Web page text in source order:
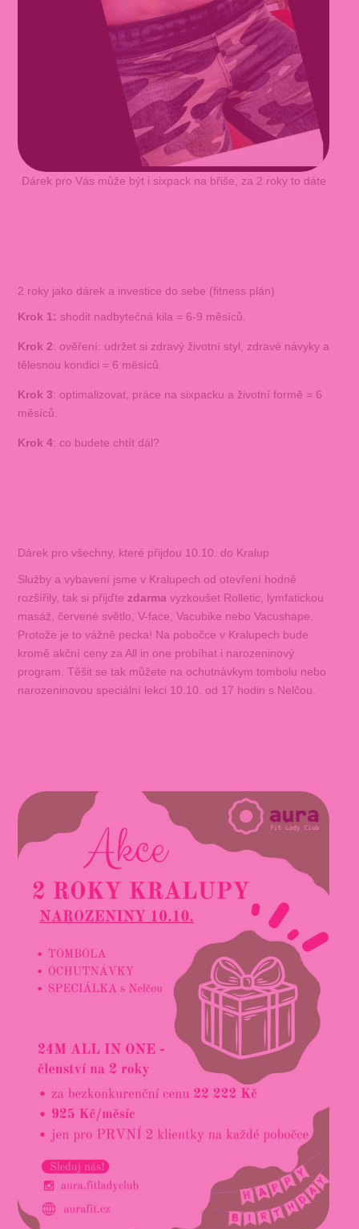
Dárek pro Vás může být i sixpack na břiše, za 2 roky to dáte
2 roky jako dárek a investice do sebe (fitness plán)
Krok 1: shodit nadbytečná kila = 6-9 měsíců.
Krok 2: ověření: udržet si zdravý životní styl, zdravé návyky a
tělesnou kondici = 6 měsíců.
Krok 3: optimalizovat, práce na sixpacku a životní formě = 6
měsíců.
Krok 4: co budete chtít dál?
Dárek pro všechny, které přijdou 10.10. do Kralup
Služby a vybavení jsme v Kralupech od otevření hodně
rozšířily, tak si přijďte zdarma vyzkoušet Rolletic, lymfatickou
masáž, červené světlo, V-face, Vacubike nebo Vacushape.
Protože je to vážně pecka! Na pobočce v Kralupech bude
kromě akční ceny za All in one probíhat i narozeninový
program. Těšit se tak můžete na ochutnávkym tombolu nebo
narozeninovou speciální lekci 10.10. od 17 hodin s Nelčou.